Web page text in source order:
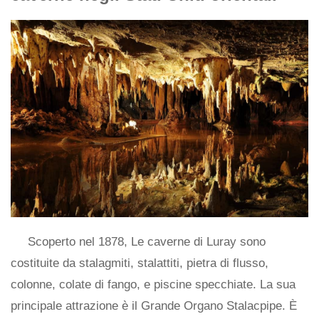
Scoperto nel 1878, Le caverne di Luray sono
costituite da stalagmiti, stalattiti, pietra di flusso,
colonne, colate di fango, e piscine specchiate. La sua
principale attrazione è il Grande Organo Stalacpipe. È